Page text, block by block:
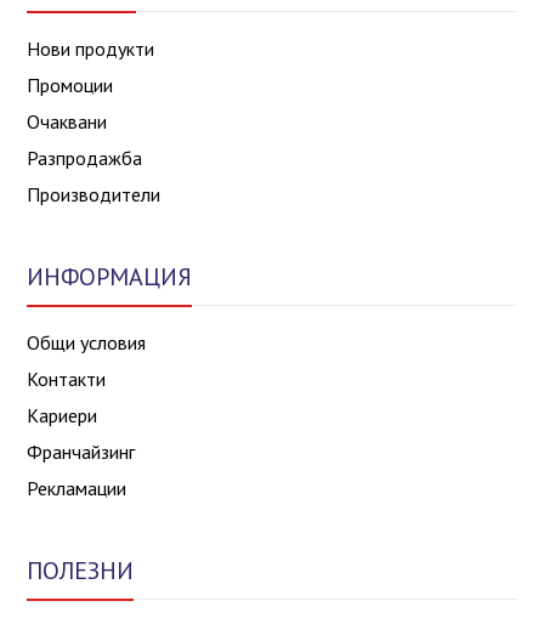
Нови продукти
Промоции
Очаквани
Разпродажба
Производители
ИНФОРМАЦИЯ
Общи условия
Контакти
Кариери
Франчайзинг
Рекламации
ПОЛЕЗНИ